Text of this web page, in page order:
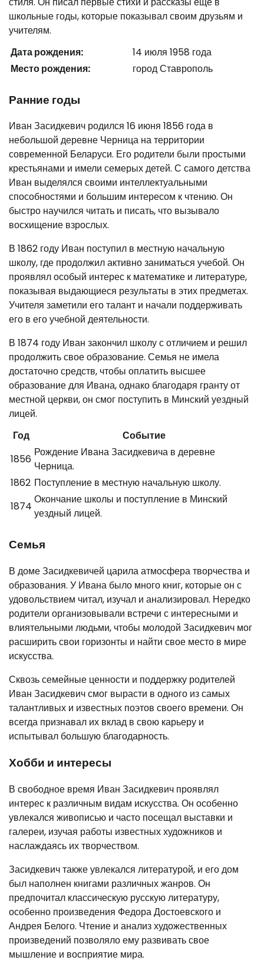
школьные годы, которые показывал своим друзьям и
учителям.
Дата рождения:
14 июля 1958 года
Место рождения:
город Ставрополь
Ранние годы
Иван Засидкевич родился 16 июня 1856 года в
небольшой деревне Черница на территории
современной Беларуси. Его родители были простыми
крестьянами и имели семерых детей. С самого детства
Иван выделялся своими интеллектуальными
способностями и большим интересом к чтению. Он
быстро научился читать и писать, что вызывало
восхищение взрослых.
В 1862 году Иван поступил в местную начальную
школу, где продолжил активно заниматься учебой. Он
проявлял особый интерес к математике и литературе,
показывая выдающиеся результаты в этих предметах.
Учителя заметили его талант и начали поддерживать
его в его учебной деятельности.
В 1874 году Иван закончил школу с отличием и решил
продолжить свое образование. Семья не имела
достаточно средств, чтобы оплатить высшее
образование для Ивана, однако благодаря гранту от
местной церкви, он смог поступить в Минский уездный
лицей.
Год
Событие
1856
Рождение Ивана Засидкевича в деревне
Черница.
1862 Поступление в местную начальную школу.
1874
Окончание школы и поступление в Минский
уездный лицей.
Семья
В доме Засидкевичей царила атмосфера творчества и
образования. У Ивана было много книг, которые он с
удовольствием читал, изучал и анализировал. Нередко
родители организовывали встречи с интересными и
влиятельными людьми, чтобы молодой Засидкевич мог
расширить свои горизонты и найти свое место в мире
искусства.
Сквозь семейные ценности и поддержку родителей
Иван Засидкевич смог вырасти в одного из самых
талантливых и известных поэтов своего времени. Он
всегда признавал их вклад в свою карьеру и
испытывал большую благодарность.
Хобби и интересы
В свободное время Иван Засидкевич проявлял
интерес к различным видам искусства. Он особенно
увлекался живописью и часто посещал выставки и
галереи, изучая работы известных художников и
наслаждаясь их творчеством.
Засидкевич также увлекался литературой, и его дом
был наполнен книгами различных жанров. Он
предпочитал классическую русскую литературу,
особенно произведения Федора Достоевского и
Андрея Белого. Чтение и анализ художественных
произведений позволяло ему развивать свое
мышление и восприятие мира.